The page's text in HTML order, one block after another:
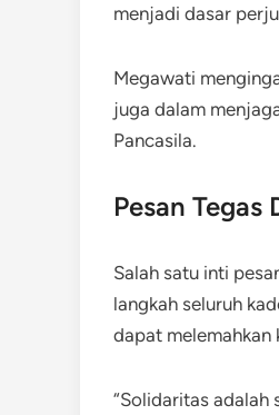
menjadi dasar
Megawati
juga dalam
Pancasila.
Pesan
Salah satu inti
langkah seluruh
dapat melemahkan
“Solidaritas adalah